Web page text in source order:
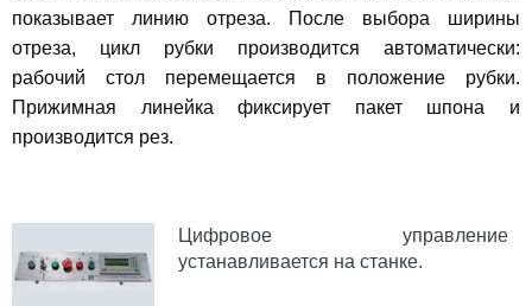
показывает линию отреза. После выбора ширины
отреза, цикл рубки производится автоматически:
рабочий стол перемещается в положение рубки.
Прижимная линейка фиксирует пакет шпона и
производится рез.
Цифровое управление
устанавливается на станке.